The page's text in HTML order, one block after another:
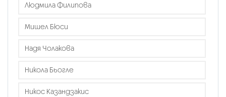
Людмила Филипова
Мишел Бюси
Надя Чолакова
Никола Бьогле
Никос Казандзакис